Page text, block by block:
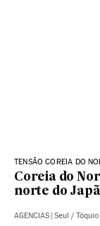
TENSÃO COREIA DO
Coreia do
norte do
AGENCIAS Seul / Tóquio